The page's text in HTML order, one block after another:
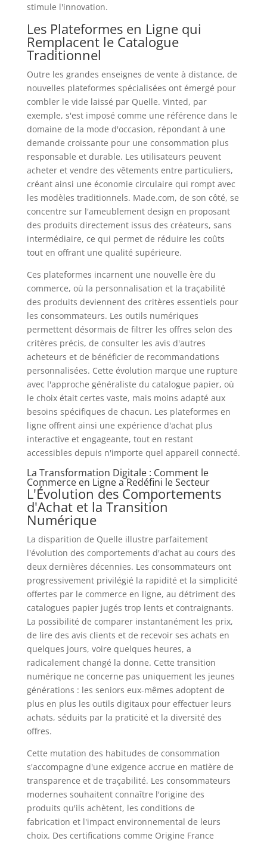
stimule l'innovation.
Les Plateformes en Ligne qui
Remplacent le Catalogue
Traditionnel
Outre les grandes enseignes de vente à distance, de
nouvelles plateformes spécialisées ont émergé pour
combler le vide laissé par Quelle. Vinted, par
exemple, s'est imposé comme une référence dans le
domaine de la mode d'occasion, répondant à une
demande croissante pour une consommation plus
responsable et durable. Les utilisateurs peuvent
acheter et vendre des vêtements entre particuliers,
créant ainsi une économie circulaire qui rompt avec
les modèles traditionnels. Made.com, de son côté, se
concentre sur l'ameublement design en proposant
des produits directement issus des créateurs, sans
intermédiaire, ce qui permet de réduire les coûts
tout en offrant une qualité supérieure.
Ces plateformes incarnent une nouvelle ère du
commerce, où la personnalisation et la traçabilité
des produits deviennent des critères essentiels pour
les consommateurs. Les outils numériques
permettent désormais de filtrer les offres selon des
critères précis, de consulter les avis d'autres
acheteurs et de bénéficier de recommandations
personnalisées. Cette évolution marque une rupture
avec l'approche généraliste du catalogue papier, où
le choix était certes vaste, mais moins adapté aux
besoins spécifiques de chacun. Les plateformes en
ligne offrent ainsi une expérience d'achat plus
interactive et engageante, tout en restant
accessibles depuis n'importe quel appareil connecté.
La Transformation Digitale : Comment le
Commerce en Ligne a Redéfini le Secteur
L'Évolution des Comportements
d'Achat et la Transition
Numérique
La disparition de Quelle illustre parfaitement
l'évolution des comportements d'achat au cours des
deux dernières décennies. Les consommateurs ont
progressivement privilégié la rapidité et la simplicité
offertes par le commerce en ligne, au détriment des
catalogues papier jugés trop lents et contraignants.
La possibilité de comparer instantanément les prix,
de lire des avis clients et de recevoir ses achats en
quelques jours, voire quelques heures, a
radicalement changé la donne. Cette transition
numérique ne concerne pas uniquement les jeunes
générations : les seniors eux-mêmes adoptent de
plus en plus les outils digitaux pour effectuer leurs
achats, séduits par la praticité et la diversité des
offres.
Cette mutation des habitudes de consommation
s'accompagne d'une exigence accrue en matière de
transparence et de traçabilité. Les consommateurs
modernes souhaitent connaître l'origine des
produits qu'ils achètent, les conditions de
fabrication et l'impact environnemental de leurs
choix. Des certifications comme Origine France